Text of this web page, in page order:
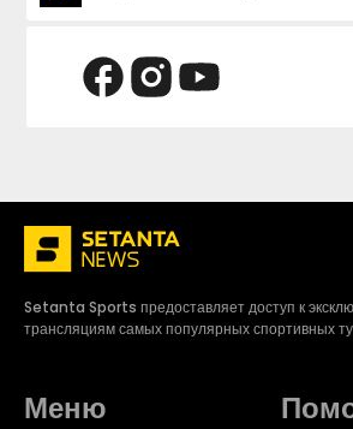
Setanta Sports предоставляет доступ к
трансляциям самых популярных спортивных
Меню